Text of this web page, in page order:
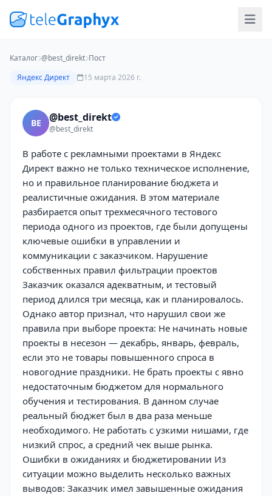
Каталог @best_direkt Пост
Яндекс Директ
15 марта 2026 г.
BE @best_direkt
@best_direkt
В работе с рекламными проектами в Яндекс
Директ важно не только техническое исполнение,
но и правильное планирование бюджета и
реалистичные ожидания. В этом материале
разбирается опыт трехмесячного тестового
периода одного из проектов, где были допущены
ключевые ошибки в управлении и
коммуникации с заказчиком. Нарушение
собственных правил фильтрации проектов
Заказчик оказался адекватным, и тестовый
период длился три месяца, как и планировалось.
Однако автор признал, что нарушил свои же
правила при выборе проекта: Не начинать новые
проекты в несезон — декабрь, январь, февраль,
если это не товары повышенного спроса в
новогодние праздники. Не брать проекты с явно
недостаточным бюджетом для нормального
обучения и тестирования. В данном случае
реальный бюджет был в два раза меньше
необходимого. Не работать с узкими нишами, где
низкий спрос, а средний чек выше рынка.
Ошибки в ожиданиях и бюджетировании Из
ситуации можно выделить несколько важных
выводов: Заказчик имел завышенные ожидания